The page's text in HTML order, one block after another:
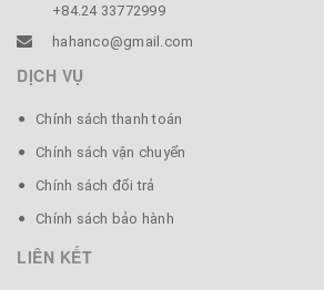
+84.24 33772999
hahanco@gmail.com
DỊCH VỤ
Chính sách thanh toán
Chính sách vận chuyển
Chính sách đổi trả
Chính sách bảo hành
LIÊN KẾT